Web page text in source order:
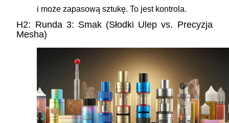
i może zapasową sztukę. To jest kontrola.
H2: Runda 3: Smak (Słodki Ulep vs. Precyzja
Mesha)